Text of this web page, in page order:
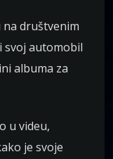
društvenim
svoj automobil
albuma za
u videu,
je svoje